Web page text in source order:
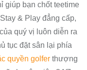
giúp bạn chốt teetime
& Play đẳng cấp,
quý vị luôn diễn ra
tục đặt sân lại phía
quyền golfer thượng